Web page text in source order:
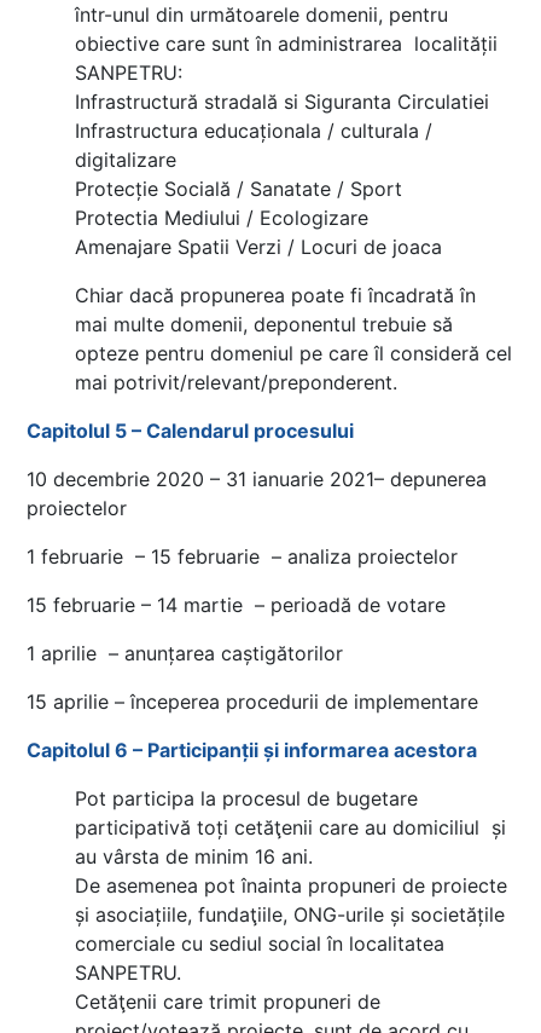
într-unul din următoarele domenii, pentru
obiective care sunt în administrarea localității
SANPETRU:
Infrastructură stradală si Siguranta Circulatiei
Infrastructura educaționala / culturala /
digitalizare
Protecție Socială / Sanatate / Sport
Protectia Mediului / Ecologizare
Amenajare Spatii Verzi / Locuri de joaca
Chiar dacă propunerea poate fi încadrată în
mai multe domenii, deponentul trebuie să
opteze pentru domeniul pe care îl consideră cel
mai potrivit/relevant/preponderent.
Capitolul 5 – Calendarul procesului
10 decembrie 2020 – 31 ianuarie 2021– depunerea
proiectelor
1 februarie – 15 februarie – analiza proiectelor
15 februarie – 14 martie – perioadă de votare
1 aprilie – anunțarea caștigătorilor
15 aprilie – începerea procedurii de implementare
Capitolul 6 – Participanții și informarea acestora
Pot participa la procesul de bugetare
participativă toți cetăţenii care au domiciliul și
au vârsta de minim 16 ani.
De asemenea pot înainta propuneri de proiecte
și asociațiile, fundaţiile, ONG-urile și societățile
comerciale cu sediul social în localitatea
SANPETRU.
Cetăţenii care trimit propuneri de